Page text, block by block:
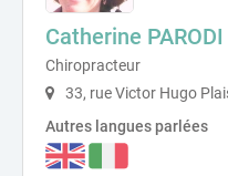
Catherine PARODI
Chiropracteur
33, rue Victor Hugo
Autres langues parlées